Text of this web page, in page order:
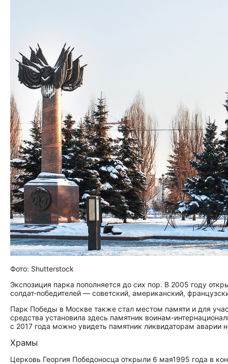
Фото: Shutterstock
Экспозиция парка пополняется до сих пор. В 2005 году
солдат‑победителей — советский, американский,
Парк Победы в Москве также стал местом памяти и для
средства установила здесь памятник воинам-
с 2017 года можно увидеть памятник ликвидаторам аварии
Храмы
Церковь Георгия Победоносца открыли 6 мая1995 года в